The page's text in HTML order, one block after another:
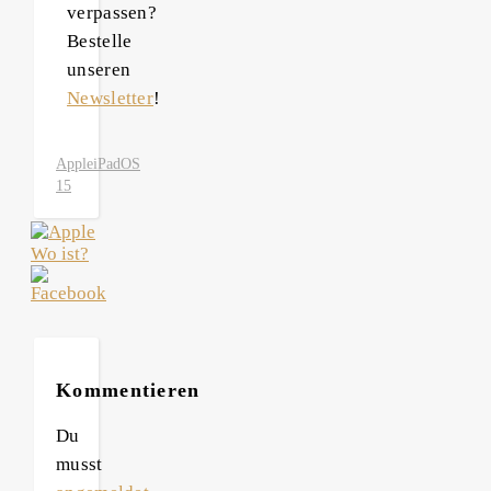
verpassen?
Bestelle
unseren
Newsletter!
AppleiPadOS
15
Kommentieren
Du
musst